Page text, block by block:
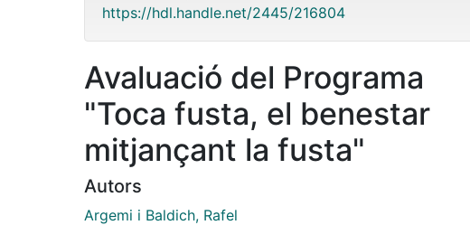
https://hdl.handle.net/2445/216804
Avaluació del Programa
"Toca fusta, el benestar
mitjançant la fusta"
Autors
Argemi i Baldich, Rafel